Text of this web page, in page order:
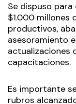
Se dispuso
$1.000 millones
productivos,
asesoramiento
actualizaciones
capacitaciones.
Es importante
rubros